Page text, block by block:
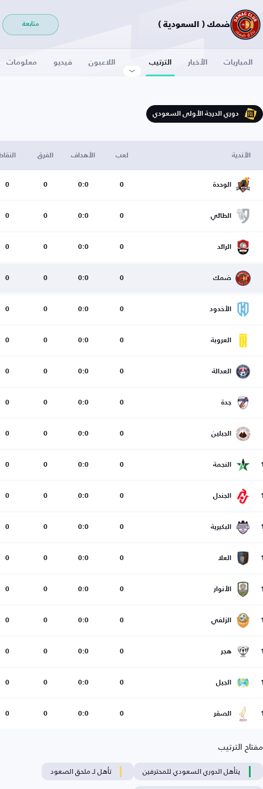
ضمك ( السعودية ) متابعة
المباريات الأخبار الترتيب اللاعبون فيديو معلومات
دوري الدرجة الأولى السعودي
الأندية لعب الأهداف الفرق
الوحدة 0
0:0
0
0
الطائي 0
0:0
0
0
الرائد 0
0:0
0
0
ضمك 0
0:0
0
0
الأخدود 0
0:0
0
0
العروبة 0
0:0
0
0
العدالة 0
0:0
0
0
جدة 0
0:0
0
0
الجبلين 0
0:0
0
0
النجمة 0
0:0
0
0
الجندل 0
0:0
0
0
البكيرية 0
0:0
0
0
العلا 0
0:0
0
0
الأنوار 0
0:0
0
0
الزلفي 0
0:0
0
0
هجر 0
0:0
0
0
الجيل 0
0:0
0
0
الصقر 0
0:0
0
0
مفتاح الترتيب
يتأهل الدوري السعودي للمحترفين
تأهل لـ ملحق الصعود